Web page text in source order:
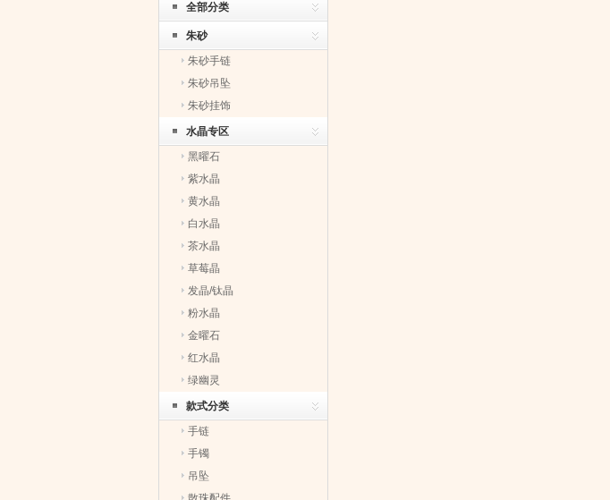
全部分类
朱砂
朱砂手链
朱砂吊坠
朱砂挂饰
水晶专区
黑曜石
紫水晶
黄水晶
白水晶
茶水晶
草莓晶
发晶/钛晶
粉水晶
金曜石
红水晶
绿幽灵
款式分类
手链
手镯
吊坠